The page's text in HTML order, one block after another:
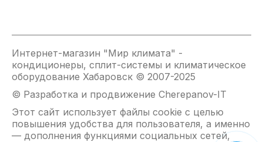
поддерживать температуру +8 градусов Цельсия
во временно нежилых помещениях для
предотвращения замерзания и порчи внутренней
отделки.
Реализованы все современные функции:
турборежим, Smart Clean, таймер до 24 ч,
блокировка клавиш пульта от детей, авторестарт.
Интернет-магазин "Мир климата" -
кондиционеры, сплит-системы и климатическое
оборудование Хабаровск © 2007-2025
© Разработка и продвижение Cherepanov-IT
Этот сайт использует файлы cookie с целью
повышения удобства для пользователя, а именно
— дополнения функциями социальных сетей,